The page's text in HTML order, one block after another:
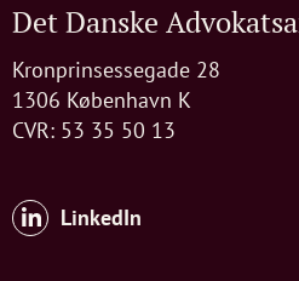
Det Danske
Kronprinsessegade 28
1306 København K
CVR: 53 35 50 13
LinkedIn